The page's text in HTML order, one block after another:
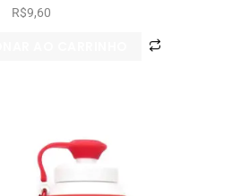
R$9,60